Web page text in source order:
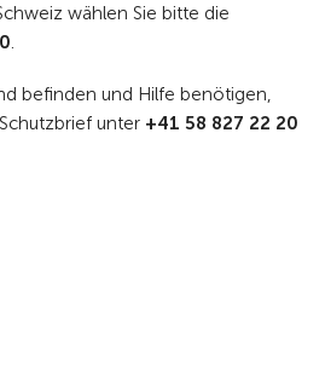
wählen Sie bitte die
befinden und Hilfe benötigen,
unter +41 58 827 22 20